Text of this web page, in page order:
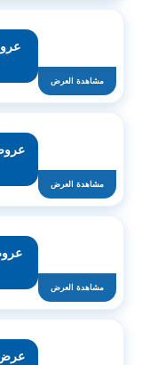
مشاهدة العرض
مشاهدة العرض
مشاهدة العرض
عرض